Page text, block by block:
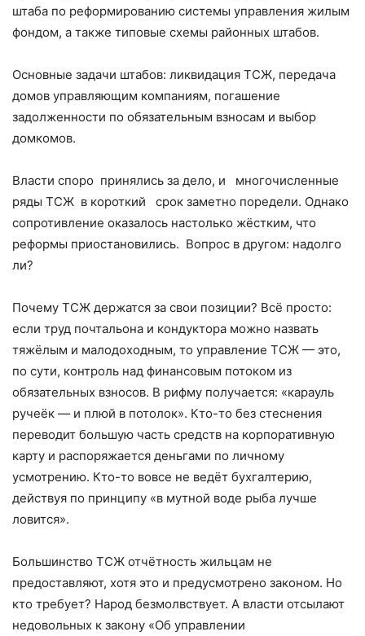
штаба по реформированию системы управления жилым
фондом, а также типовые схемы районных штабов.
Основные задачи штабов: ликвидация ТСЖ, передача
домов управляющим компаниям, погашение
задолженности по обязательным взносам и выбор
домкомов.
Власти споро принялись за дело, и многочисленные
ряды ТСЖ в короткий срок заметно поредели. Однако
сопротивление оказалось настолько жёстким, что
реформы приостановились. Вопрос в другом: надолго
ли?
Почему ТСЖ держатся за свои позиции? Всё просто:
если труд почтальона и кондуктора можно назвать
тяжёлым и малодоходным, то управление ТСЖ — это,
по сути, контроль над финансовым потоком из
обязательных взносов. В рифму получается: «карауль
ручеёк — и плюй в потолок». Кто-то без стеснения
переводит большую часть средств на корпоративную
карту и распоряжается деньгами по личному
усмотрению. Кто-то вовсе не ведёт бухгалтерию,
действуя по принципу «в мутной воде рыба лучше
ловится».
Большинство ТСЖ отчётность жильцам не
предоставляют, хотя это и предусмотрено законом. Но
кто требует? Народ безмолвствует. А власти отсылают
недовольных к закону «Об управлении